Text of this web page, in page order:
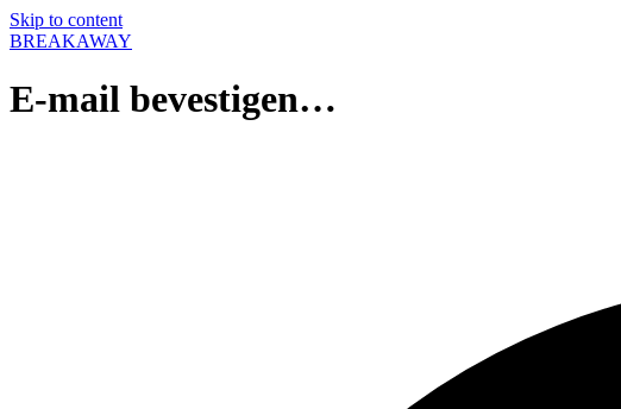
Skip to content
BREAKAWAY
E-mail bevestigen…